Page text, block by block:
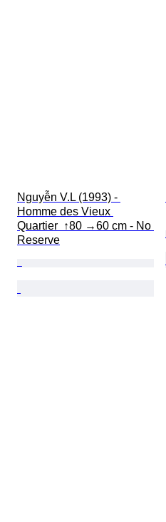
Nguyễn V.L (1993) -
Homme des Vieux
Quartier  ↑80 →60 cm - No
Reserve